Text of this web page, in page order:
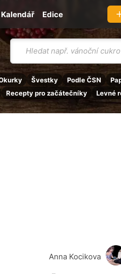
Vyhledávání
Švestky Podle ČSN
Recepty pro začátečníky Levné
Kalendář Edice
Anna Kocikova